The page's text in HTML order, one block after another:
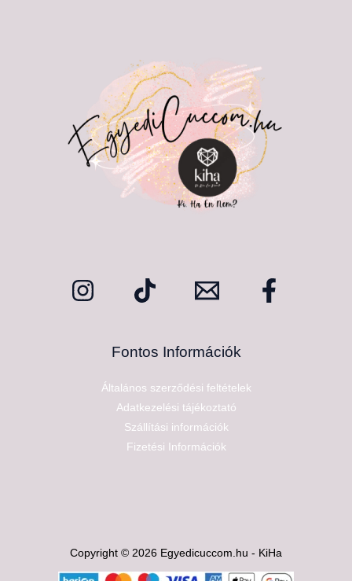
Fontos Információk
Általános szerződési feltételek
Adatkezelési tájékoztató
Szállítási információk
Fizetési Információk
Copyright © 2026 Egyedicuccom.hu - KiHa